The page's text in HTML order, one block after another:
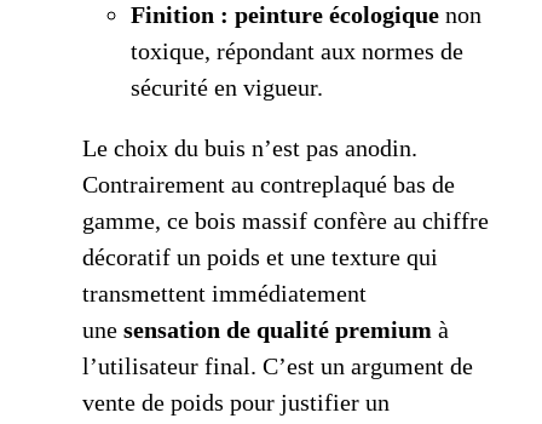
Finition : peinture écologique non
toxique, répondant aux normes de
sécurité en vigueur.
Le choix du buis n’est pas anodin.
Contrairement au contreplaqué bas de
gamme, ce bois massif confère au chiffre
décoratif un poids et une texture qui
transmettent immédiatement
une sensation de qualité premium à
l’utilisateur final. C’est un argument de
vente de poids pour justifier un